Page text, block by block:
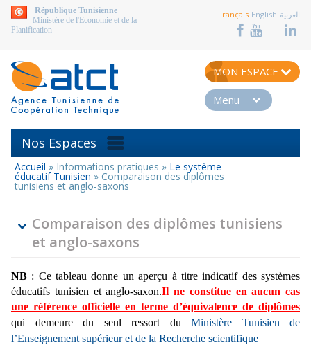
aller au contenu
République Tunisienne
Ministère de l'Economie et de la
Planification
Français English العربية
MON ESPACE
Menu
Nos Espaces
Vous
êtes
Accueil » Informations pratiques » Le système
éducatif Tunisien » Comparaison des diplômes
tunisiens et anglo-saxons
Comparaison des diplômes tunisiens
et anglo-saxons
NB : Ce tableau donne un aperçu à titre indicatif des systèmes
éducatifs tunisien et anglo-saxon.Il ne constitue en aucun cas
une référence officielle en terme d’équivalence de diplômes
qui demeure du seul ressort du Ministère Tunisien de
l’Enseignement supérieur et de la Recherche scientifique